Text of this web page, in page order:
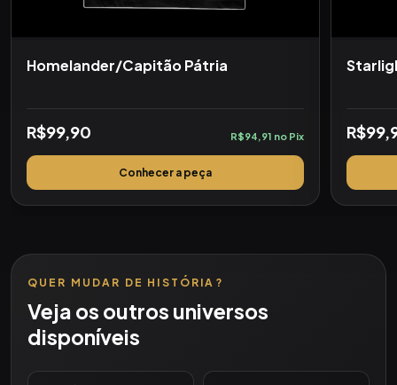
Homelander/Capitão Pátria
R$99,90 R$94,91 no Pix
Conhecer a peça
QUER MUDAR DE HISTÓRIA?
Veja os outros universos
disponíveis